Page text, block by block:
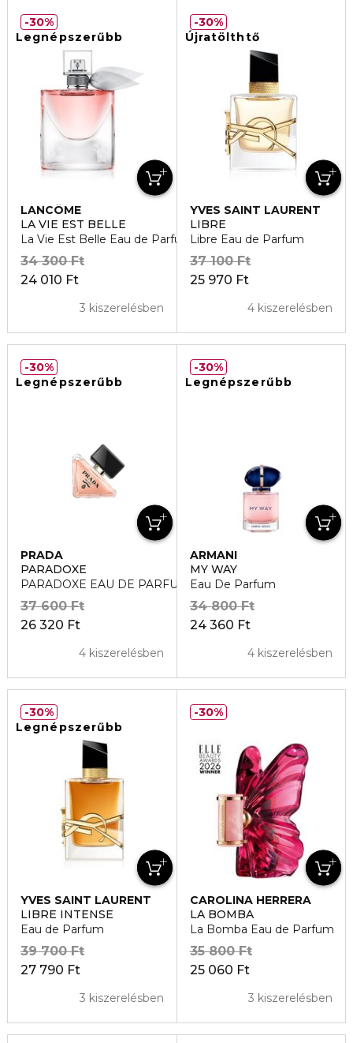
Legnépszerűbb
LANCÔME
LA VIE EST BELLE
La Vie Est Belle Eau de Parfum
24 010 Ft
34 300 Ft
3 kiszerelésben
30%
Újratölthtő
YVES SAINT LAURENT
LIBRE
Libre Eau de Parfum
25 970 Ft
37 100 Ft
4 kiszerelésben
30%
Legnépszerűbb
PRADA
PARADOXE
PARADOXE EAU DE PARFUM
26 320 Ft
37 600 Ft
4 kiszerelésben
30%
Legnépszerűbb
ARMANI
MY WAY
Eau De Parfum
24 360 Ft
34 800 Ft
4 kiszerelésben
30%
Legnépszerűbb
YVES SAINT LAURENT
LIBRE INTENSE
Eau de Parfum
27 790 Ft
39 700 Ft
3 kiszerelésben
30%
CAROLINA HERRERA
LA BOMBA
La Bomba Eau de Parfum
25 060 Ft
35 800 Ft
3 kiszerelésben
30%